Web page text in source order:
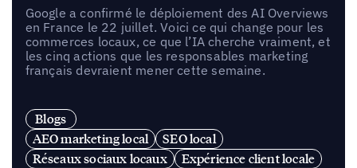
Google a confirmé le déploiement des AI Overviews
en France le 22 juillet. Voici ce qui change pour les
commerces locaux, ce que l’IA cherche vraiment, et
les cinq actions que les responsables marketing
français devraient mener cette semaine.
Blogs
AEO marketing local
SEO local
Réseaux sociaux locaux
Expérience client locale